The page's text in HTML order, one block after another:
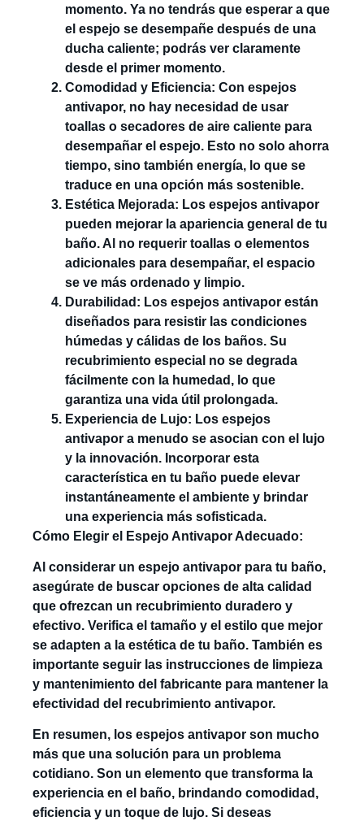
momento. Ya no tendrás que esperar a que
el espejo se desempañe después de una
ducha caliente; podrás ver claramente
desde el primer momento.
Comodidad y Eficiencia: Con espejos
antivapor, no hay necesidad de usar
toallas o secadores de aire caliente para
desempañar el espejo. Esto no solo ahorra
tiempo, sino también energía, lo que se
traduce en una opción más sostenible.
Estética Mejorada: Los espejos antivapor
pueden mejorar la apariencia general de tu
baño. Al no requerir toallas o elementos
adicionales para desempañar, el espacio
se ve más ordenado y limpio.
Durabilidad: Los espejos antivapor están
diseñados para resistir las condiciones
húmedas y cálidas de los baños. Su
recubrimiento especial no se degrada
fácilmente con la humedad, lo que
garantiza una vida útil prolongada.
Experiencia de Lujo: Los espejos
antivapor a menudo se asocian con el lujo
y la innovación. Incorporar esta
característica en tu baño puede elevar
instantáneamente el ambiente y brindar
una experiencia más sofisticada.
Cómo Elegir el Espejo Antivapor Adecuado:
Al considerar un espejo antivapor para tu baño,
asegúrate de buscar opciones de alta calidad
que ofrezcan un recubrimiento duradero y
efectivo. Verifica el tamaño y el estilo que mejor
se adapten a la estética de tu baño. También es
importante seguir las instrucciones de limpieza
y mantenimiento del fabricante para mantener la
efectividad del recubrimiento antivapor.
En resumen, los espejos antivapor son mucho
más que una solución para un problema
cotidiano. Son un elemento que transforma la
experiencia en el baño, brindando comodidad,
eficiencia y un toque de lujo. Si deseas